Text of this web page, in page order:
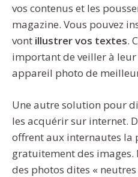
vos contenus et les
magazine. Vous pouvez
vont illustrervos textes.
important de veiller à
appareil photo de
Une autre solution pour
les acquérir sur internet.
offrent aux internautes la
gratuitement des images.
des photos dites « neutres